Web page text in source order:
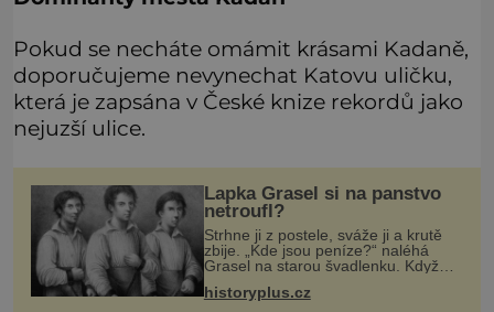
Pokud se necháte omámit krásami Kadaně,
doporučujeme nevynechat Katovu uličku,
která je zapsána v České knize rekordů jako
nejuzší ulice.
Lapka Grasel si na panstvo
netroufl?
Strhne ji z postele, sváže ji a krutě
zbije. „Kde jsou peníze?“ naléhá
Grasel na starou švadlenku. Když
nemůže, protože žádné nemá,
historyplus.cz